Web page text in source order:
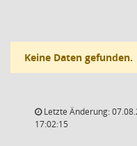
Keine Daten gefunden.
Letzte Änderung:
17:02:15